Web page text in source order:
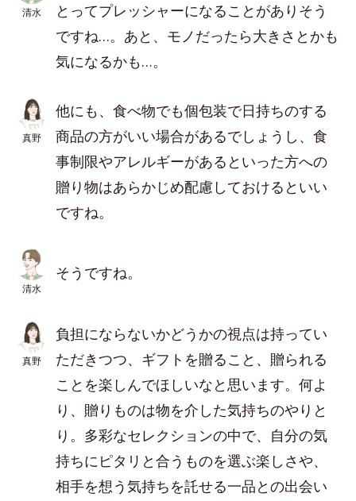
清水
とってプレッシャーになることがありそう
ですね…。あと、モノだったら大きさとかも
気になるかも…。
真野
他にも、食べ物でも個包装で日持ちのする
商品の方がいい場合があるでしょうし、食
事制限やアレルギーがあるといった方への
贈り物はあらかじめ配慮しておけるといい
ですね。
清水
そうですね。
真野
負担にならないかどうかの視点は持ってい
ただきつつ、ギフトを贈ること、贈られる
ことを楽しんでほしいなと思います。何よ
り、贈りものは物を介した気持ちのやりと
り。多彩なセレクションの中で、自分の気
持ちにピタリと合うものを選ぶ楽しさや、
相手を想う気持ちを託せる一品との出会い